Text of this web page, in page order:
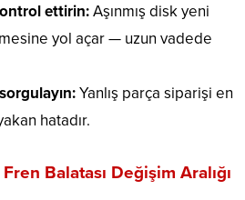
ettirin:Aşınmış disk yeni
yol açar — uzun vadede
Yanlış parça siparişi en
hatadır.
Balatası Değişim Aralığı